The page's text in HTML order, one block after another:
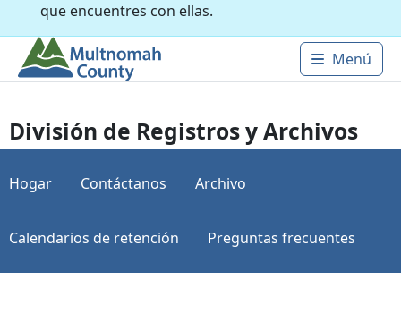
que encuentres con ellas.
Main
Menú
División de Registros y Archivos
Hogar Contáctanos Archivo
Calendarios de retención Preguntas frecuentes